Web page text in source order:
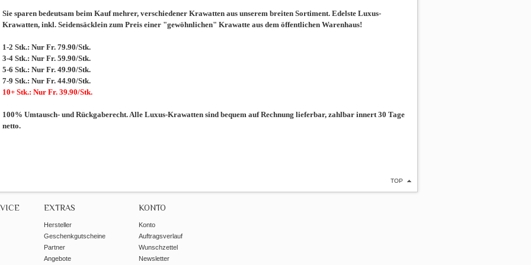
Sie sparen bedeutsam beim Kauf mehrer, verschiedener Krawatten aus unserem breiten Sortiment. Edelste Luxus-
Krawatten, inkl. Seidensäcklein zum Preis einer "gewöhnlichen" Krawatte aus dem öffentlichen Warenhaus!
1-2 Stk.: Nur Fr. 79.90/Stk.
3-4 Stk.: Nur Fr. 59.90/Stk.
5-6 Stk.: Nur Fr. 49.90/Stk.
7-9 Stk.: Nur Fr. 44.90/Stk.
10+ Stk.: Nur Fr. 39.90/Stk.
100% Umtausch- und Rückgaberecht. Alle Luxus-Krawatten sind bequem auf Rechnung lieferbar, zahlbar innert 30 Tage
netto.
TOP
EXTRAS
Hersteller
Geschenkgutscheine
Partner
Angebote
KONTO
Konto
Auftragsverlauf
Wunschzettel
Newsletter